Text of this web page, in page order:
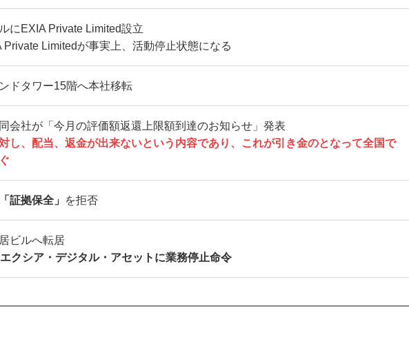
にEXIA Private Limited設立
Private Limitedが事実上、活動停止状態になる
ドタワー15階へ本社移転
会社が「今月の評価額返還上限額到達のお知らせ」発表
し、配当、返金が出来ないという内容であり、これが引き金のとなって全国で
「証拠保全」 を拒否
ビルへ転居
クシア・デジタル・アセットに業務停止命令